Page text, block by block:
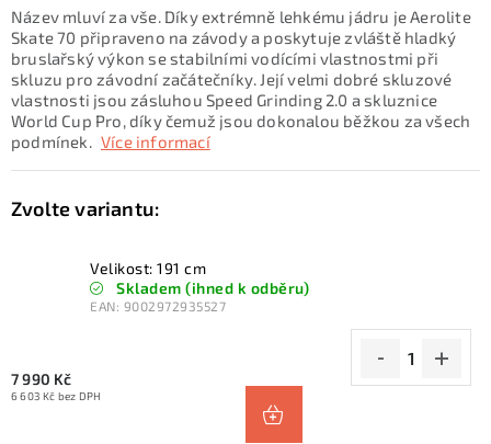
Název mluví za vše. Díky extrémně lehkému jádru je Aerolite
Skate 70 připraveno na závody a poskytuje zvláště hladký
bruslařský výkon se stabilními vodícími vlastnostmi při
skluzu pro závodní začátečníky. Její velmi dobré skluzové
vlastnosti jsou zásluhou Speed Grinding 2.0 a skluznice
World Cup Pro, díky čemuž jsou dokonalou běžkou za všech
podmínek. Více informací
Velikost: 191 cm
Skladem (ihned k odběru)
EAN: 9002972935527
7 990 Kč
6 603 Kč bez DPH